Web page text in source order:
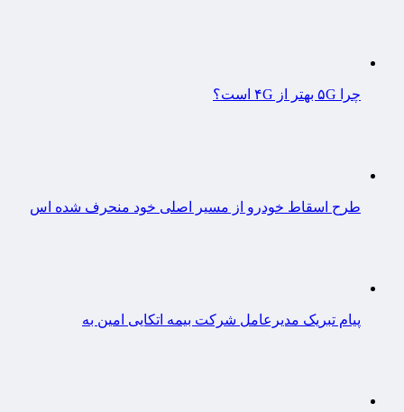
چرا ۵G بهتر از ۴G است؟
طرح اسقاط خودرو از مسیر اصلی خود منحرف شده اس
پیام تبریک مدیرعامل شرکت بیمه اتکایی امین به